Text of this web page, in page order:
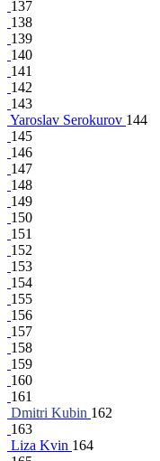
137
138
139
140
141
142
143
Yaroslav Serokurov 144
145
146
147
148
149
150
151
152
153
154
155
156
157
158
159
160
161
Dmitri Kubin 162
163
Liza Kvin 164